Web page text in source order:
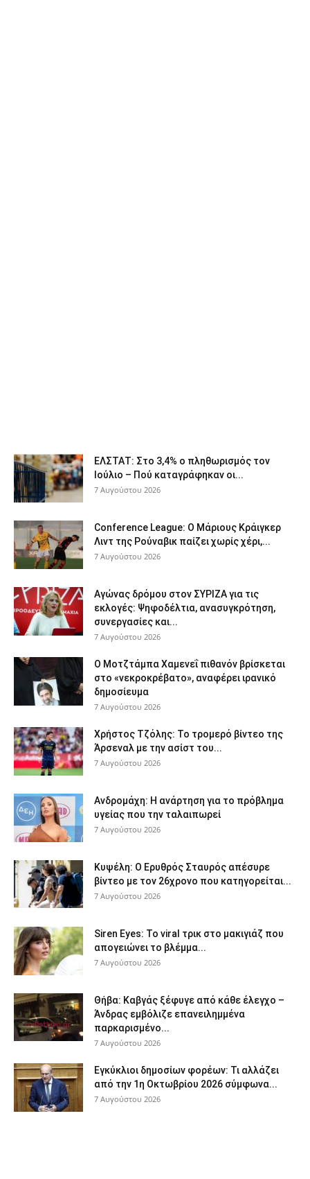
ΕΛΣΤΑΤ: Στο 3,4% ο πληθωρισμός τον
Ιούλιο – Πού καταγράφηκαν οι...
7 Αυγούστου 2026
Conference League: Ο Μάριους Κράιγκερ
Λιντ της Ρούναβικ παίζει χωρίς χέρι,...
7 Αυγούστου 2026
Αγώνας δρόμου στον ΣΥΡΙΖΑ για τις
εκλογές: Ψηφοδέλτια, ανασυγκρότηση,
συνεργασίες και...
7 Αυγούστου 2026
Ο Μοτζτάμπα Χαμενεΐ πιθανόν βρίσκεται
στο «νεκροκρέβατο», αναφέρει ιρανικό
δημοσίευμα
7 Αυγούστου 2026
Χρήστος Τζόλης: Το τρομερό βίντεο της
Άρσεναλ με την ασίστ του...
7 Αυγούστου 2026
Ανδρομάχη: Η ανάρτηση για το πρόβλημα
υγείας που την ταλαιπωρεί
7 Αυγούστου 2026
Κυψέλη: Ο Ερυθρός Σταυρός απέσυρε
βίντεο με τον 26χρονο που κατηγορείται...
7 Αυγούστου 2026
Siren Eyes: Το viral τρικ στο μακιγιάζ που
απογειώνει το βλέμμα...
7 Αυγούστου 2026
Θήβα: Καβγάς ξέφυγε από κάθε έλεγχο –
Άνδρας εμβόλιζε επανειλημμένα
παρκαρισμένο...
7 Αυγούστου 2026
Εγκύκλιοι δημοσίων φορέων: Τι αλλάζει
από την 1η Οκτωβρίου 2026 σύμφωνα...
7 Αυγούστου 2026